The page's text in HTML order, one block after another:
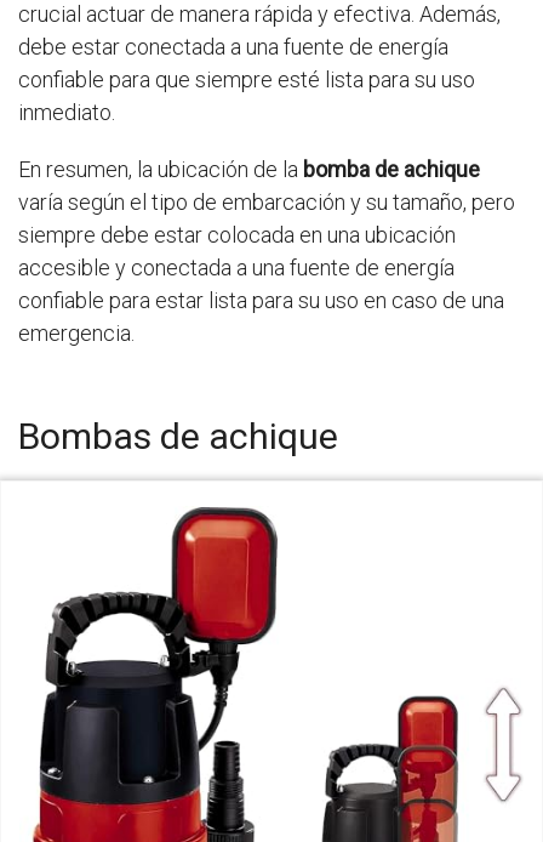
crucial actuar de manera rápida y efectiva. Además,
debe estar conectada a una fuente de energía
confiable para que siempre esté lista para su uso
inmediato.
En resumen, la ubicación de la bomba de achique
varía según el tipo de embarcación y su tamaño, pero
siempre debe estar colocada en una ubicación
accesible y conectada a una fuente de energía
confiable para estar lista para su uso en caso de una
emergencia.
Bombas de achique